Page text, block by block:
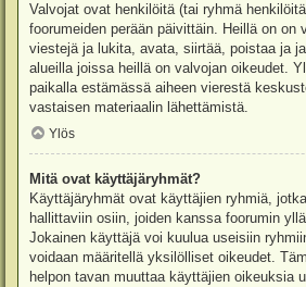
Valvojat ovat henkilöitä (tai ryhmä
foorumeiden perään päivittäin. Heillä on on
viestejä ja lukita, avata, siirtää, poistaa ja
alueilla joissa heillä on valvojan oikeudet.
paikalla estämässä aiheen vierestä
vastaisen materiaalin lähettämistä.
Ylös
Mitä ovat käyttäjäryhmät?
Käyttäjäryhmät ovat käyttäjien ryhmiä,
hallittaviin osiin, joiden kanssa foorumin
Jokainen käyttäjä voi kuulua useisiin
voidaan määritellä yksilölliset oikeudet.
helpon tavan muuttaa käyttäjien oikeuksia